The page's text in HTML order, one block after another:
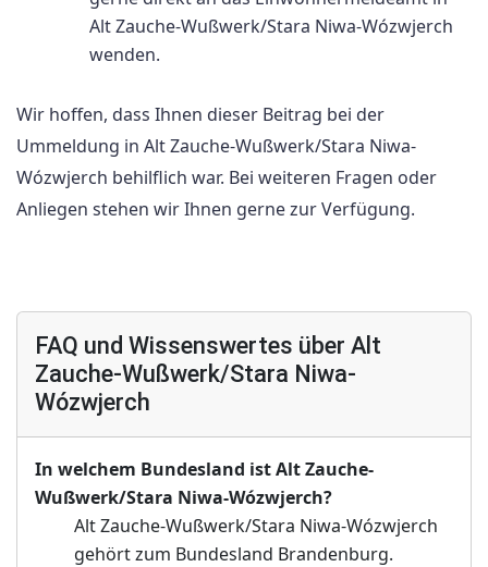
Alt Zauche-Wußwerk/Stara Niwa-Wózwjerch
wenden.
Wir hoffen, dass Ihnen dieser Beitrag bei der
Ummeldung in Alt Zauche-Wußwerk/Stara Niwa-
Wózwjerch behilflich war. Bei weiteren Fragen oder
Anliegen stehen wir Ihnen gerne zur Verfügung.
FAQ und Wissenswertes über Alt
Zauche-Wußwerk/Stara Niwa-
Wózwjerch
In welchem Bundesland ist Alt Zauche-
Wußwerk/Stara Niwa-Wózwjerch?
Alt Zauche-Wußwerk/Stara Niwa-Wózwjerch
gehört zum Bundesland Brandenburg.